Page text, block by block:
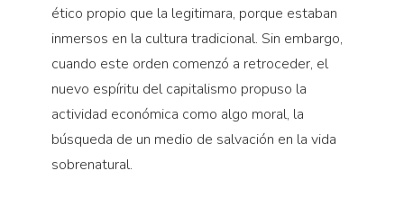
ético propio que la legitimara, porque estaban
inmersos en la cultura tradicional. Sin embargo,
cuando este orden comenzó a retroceder, el
nuevo espíritu del capitalismo propuso la
actividad económica como algo moral, la
búsqueda de un medio de salvación en la vida
sobrenatural.